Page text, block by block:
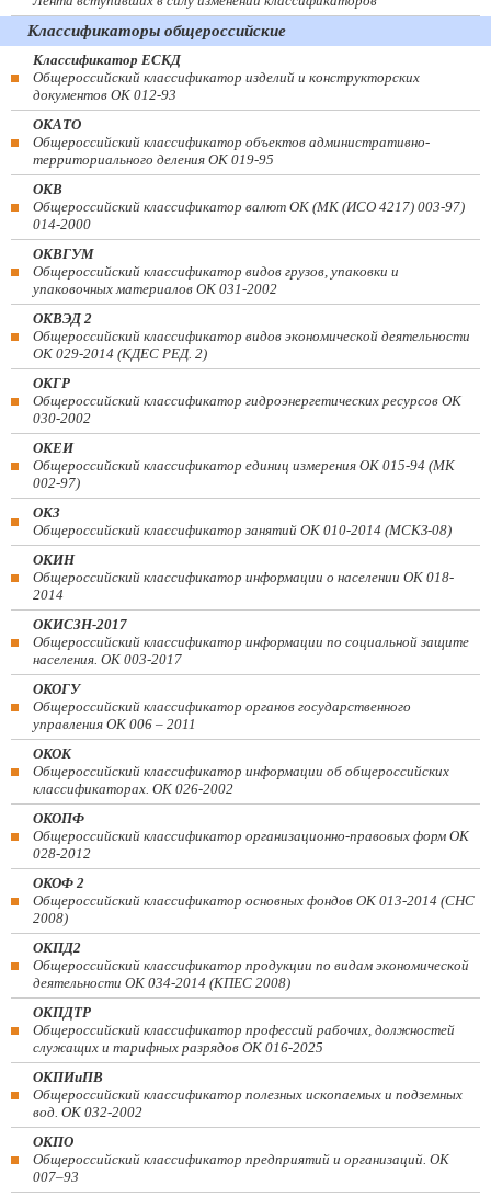
Классификаторы общероссийские
Классификатор ЕСКД
Общероссийский классификатор изделий и конструкторских
документов ОК 012-93
ОКАТО
Общероссийский классификатор объектов административно-
территориального деления ОК 019-95
ОКВ
Общероссийский классификатор валют ОК (МК (ИСО 4217) 003-97)
014-2000
ОКВГУМ
Общероссийский классификатор видов грузов, упаковки и
упаковочных материалов ОК 031-2002
ОКВЭД 2
Общероссийский классификатор видов экономической деятельности
ОК 029-2014 (КДЕС РЕД. 2)
ОКГР
Общероссийский классификатор гидроэнергетических ресурсов ОК
030-2002
ОКЕИ
Общероссийский классификатор единиц измерения ОК 015-94 (МК
002-97)
ОКЗ
Общероссийский классификатор занятий ОК 010-2014 (МСКЗ-08)
ОКИН
Общероссийский классификатор информации о населении ОК 018-
2014
ОКИСЗН-2017
Общероссийский классификатор информации по социальной защите
населения. ОК 003-2017
ОКОГУ
Общероссийский классификатор органов государственного
управления ОК 006 – 2011
ОКОК
Общероссийский классификатор информации об общероссийских
классификаторах. ОК 026-2002
ОКОПФ
Общероссийский классификатор организационно-правовых форм ОК
028-2012
ОКОФ 2
Общероссийский классификатор основных фондов ОК 013-2014 (СНС
2008)
ОКПД2
Общероссийский классификатор продукции по видам экономической
деятельности ОК 034-2014 (КПЕС 2008)
ОКПДТР
Общероссийский классификатор профессий рабочих, должностей
служащих и тарифных разрядов ОК 016-2025
ОКПИиПВ
Общероссийский классификатор полезных ископаемых и подземных
вод. ОК 032-2002
ОКПО
Общероссийский классификатор предприятий и организаций. ОК
007–93